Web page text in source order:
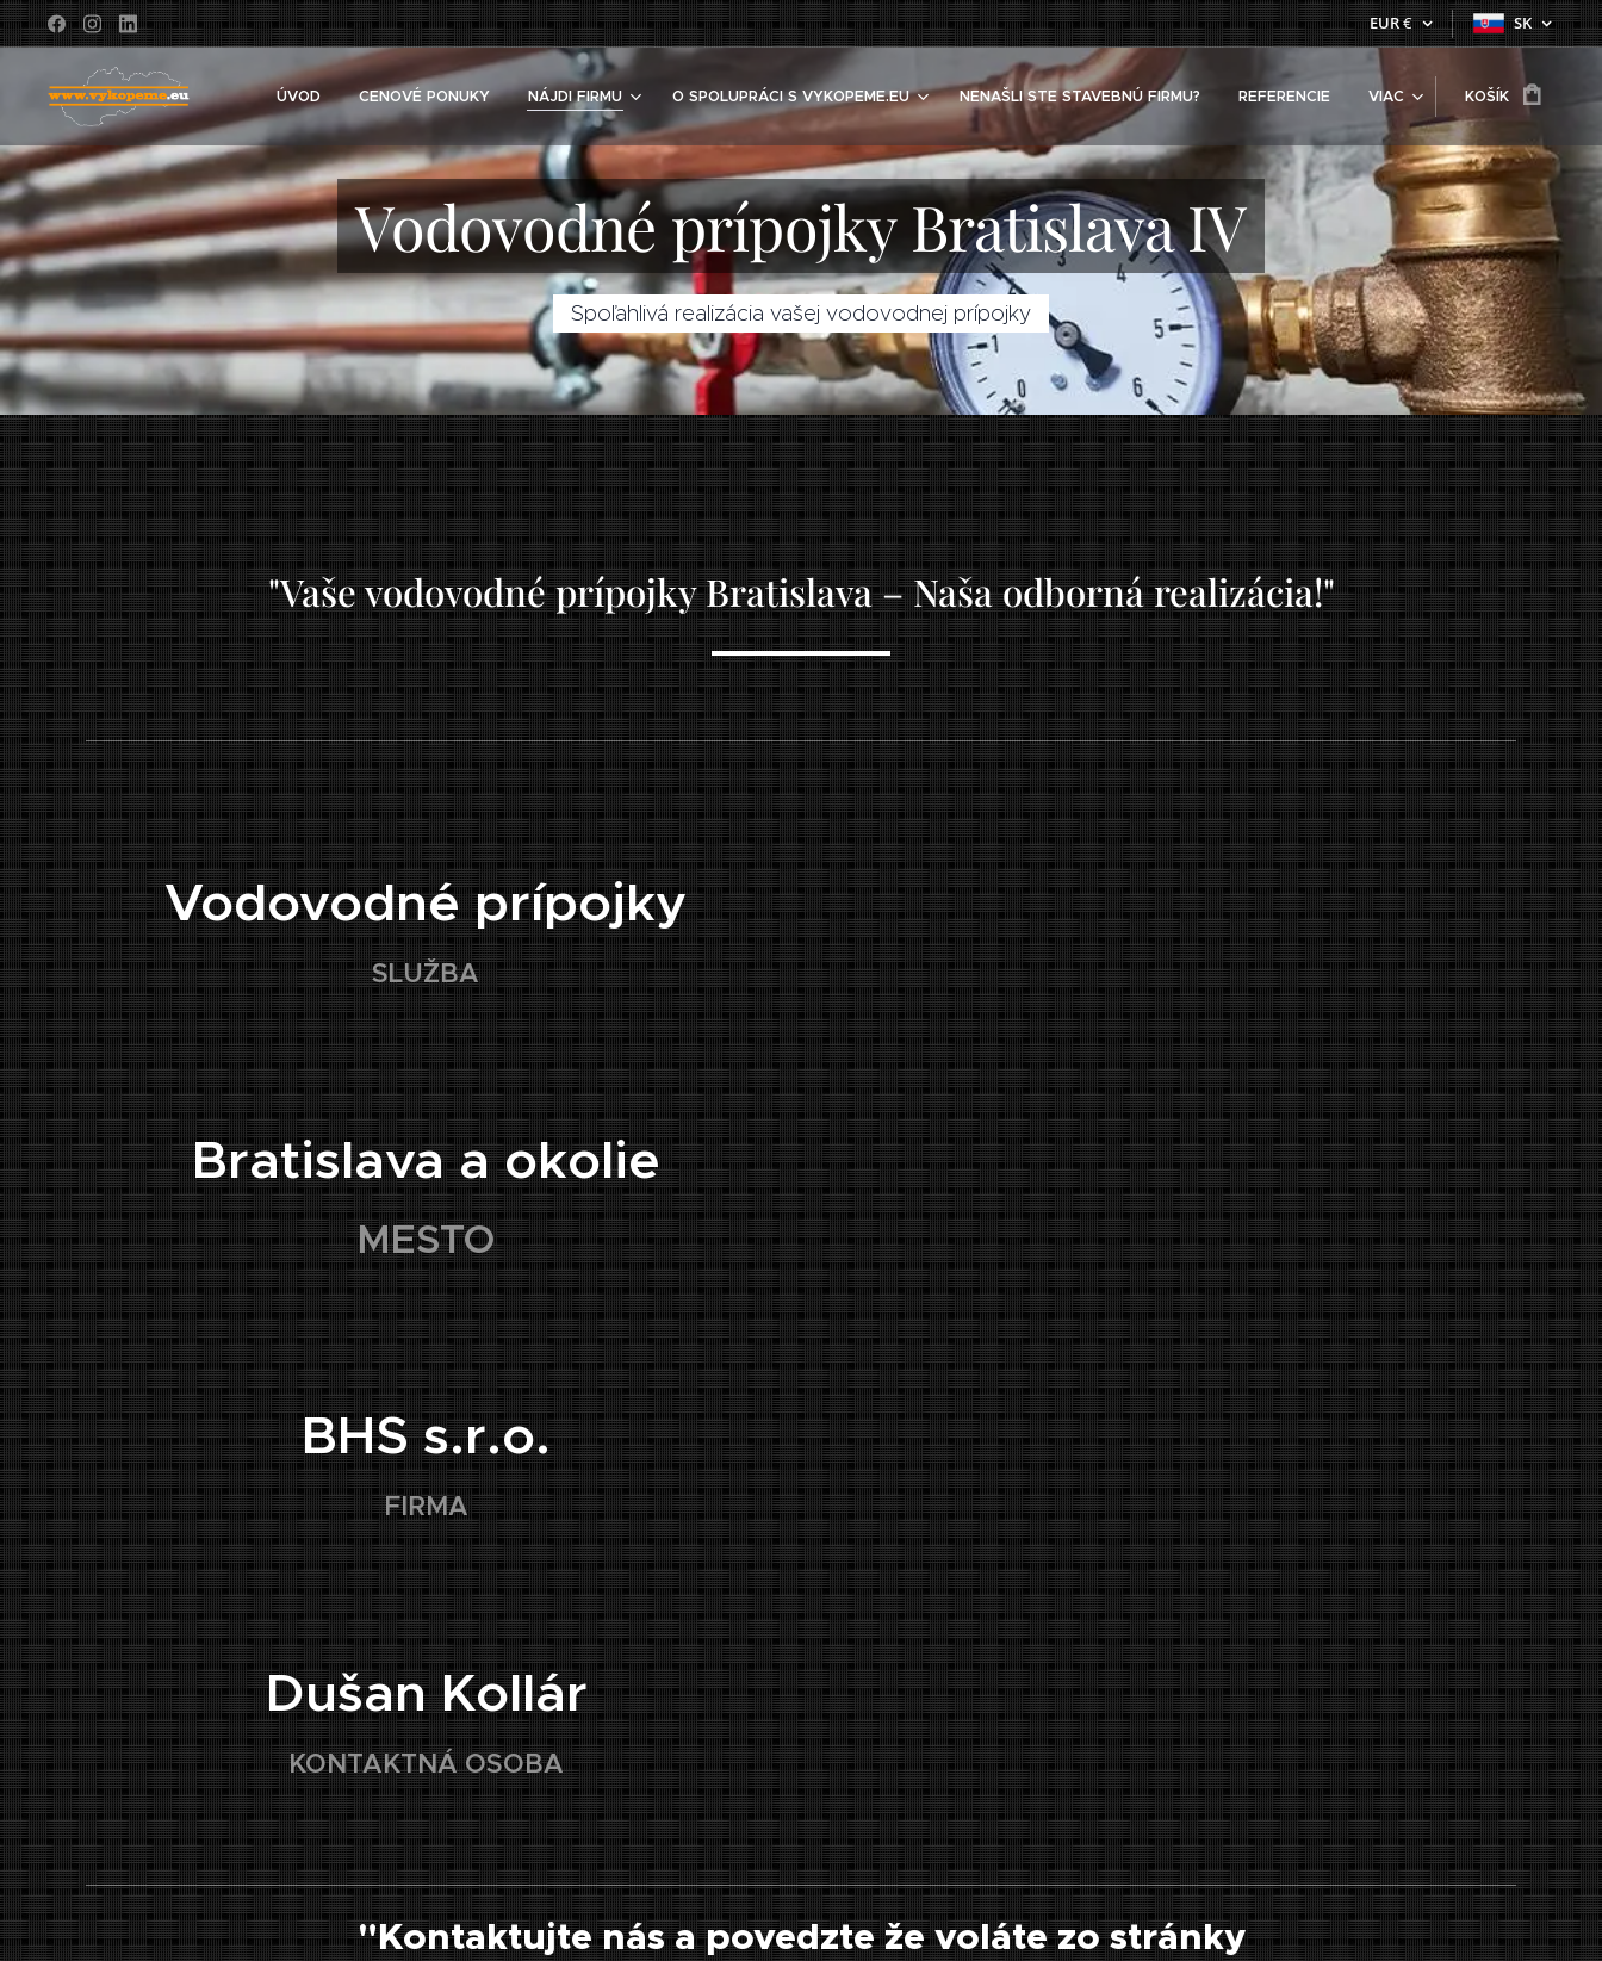
EUR€ SK
ÚVOD CENOVÉ PONUKY NÁJDI FIRMU O SPOLUPRÁCI S VYKOPEME.EU NENAŠLI STE STAVEBNÚ FIRMU? REFERENCIE VIAC KOŠÍK
Vodovodné prípojky Bratislava IV
Spoľahlivá realizácia vašej vodovodnej prípojky
"Vaše vodovodné prípojky Bratislava – Naša odborná realizácia!"
🏠
Vodovodné prípojky
SLUŽBA
📍
Bratislava a okolie
MESTO
🏢
BHS s.r.o.
FIRMA
👤
Dušan Kollár
KONTAKTNÁ OSOBA
"Kontaktujte nás a povedzte že voláte zo stránky